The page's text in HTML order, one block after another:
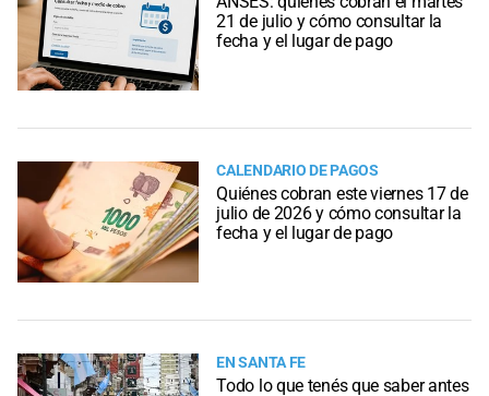
21 de julio y cómo consultar la
fecha y el lugar de pago
CALENDARIO DE PAGOS
Quiénes cobran este viernes 17 de
julio de 2026 y cómo consultar la
fecha y el lugar de pago
EN SANTA FE
Todo lo que tenés que saber antes